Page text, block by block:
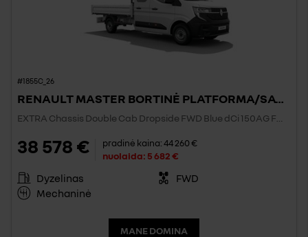
#1855C_26
RENAULT MASTER BORTINĖ PLATFORMA/SAVIVARTIS/BIG BOX
38 578 € pradinė kaina:44 260 €
nuolaida: 5 682 €
Dyzelinas
FWD
Mechaninė
MANE DOMINA